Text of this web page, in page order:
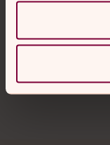
Hitta snabbt